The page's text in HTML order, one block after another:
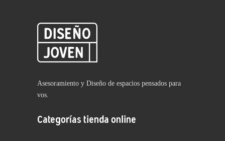
Asesoramiento y Diseño de espacios pensados para
vos.
Categorías tienda online